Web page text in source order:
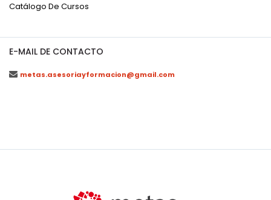
Catálogo De Cursos
E-MAIL DE CONTACTO
metas.asesoriayformacion@gmail.com